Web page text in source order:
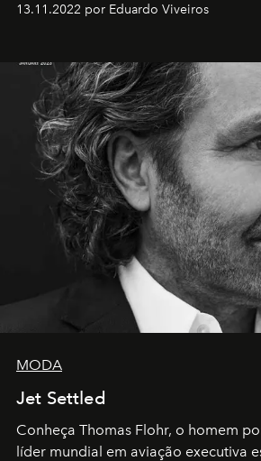
13.11.2022 por Eduardo Viveiros
MODA
Jet Settled
Conheça Thomas Flohr, o homem
líder mundial em aviação executiva